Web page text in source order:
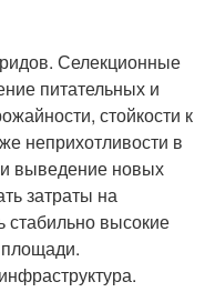
Селекционные
питательных и
стойкости к
неприхотливости в
выведение новых
затраты на
стабильно высокие